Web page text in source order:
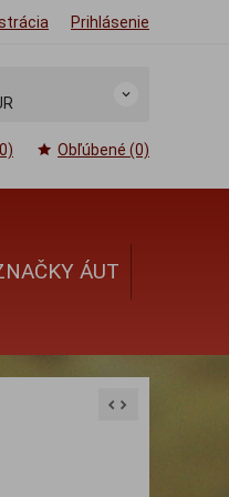
Prihlásenie
Obľúbené (0)
ÁUT